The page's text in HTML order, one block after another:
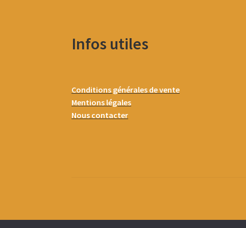
Infos utiles
Conditions générales de vente
Mentions légales
Nous contacter